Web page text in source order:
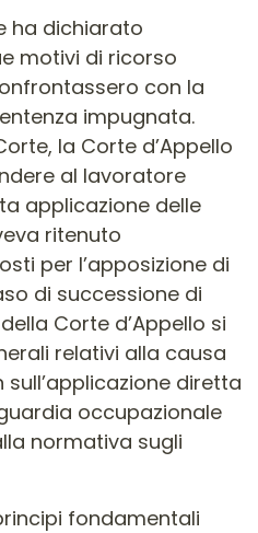
ha dichiarato
motivi di ricorso
con la
impugnata.
la Corte d’Appello
al lavoratore
applicazione delle
ritenuto
per l’apposizione di
di successione di
Corte d’Appello si
relativi alla causa
diretta
occupazionale
normativa sugli
fondamentali